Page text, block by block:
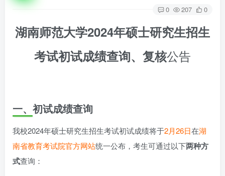
0 207 0
湖南师范大学2024年硕士研究生招生
考试初试成绩查询、复核公告
一、初试成绩查询
我校2024年硕士研究生招生考试初试成绩将于2月26日在湖
南省教育考试院官方网站统一公布，考生可通过以下两种方
式查询：